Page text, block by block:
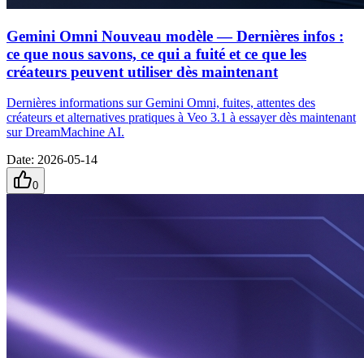
Gemini Omni Nouveau modèle — Dernières infos :
ce que nous savons, ce qui a fuité et ce que les
créateurs peuvent utiliser dès maintenant
Dernières informations sur Gemini Omni, fuites, attentes des
créateurs et alternatives pratiques à Veo 3.1 à essayer dès maintenant
sur DreamMachine AI.
Date: 2026-05-14
0